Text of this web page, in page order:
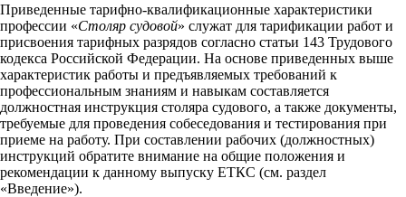
Приведенные тарифно-квалификационные характеристики
профессии «Столяр судовой» служат для тарификации работ и
присвоения тарифных разрядов согласно статьи 143 Трудового
кодекса Российской Федерации. На основе приведенных выше
характеристик работы и предъявляемых требований к
профессиональным знаниям и навыкам составляется
должностная инструкция столяра судового, а также документы,
требуемые для проведения собеседования и тестирования при
приеме на работу. При составлении рабочих (должностных)
инструкций обратите внимание на общие положения и
рекомендации к данному выпуску ЕТКС (см. раздел
«Введение»).